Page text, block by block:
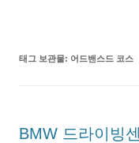
태그 보관물: 어드밴스드 코스
BMW 드라이빙